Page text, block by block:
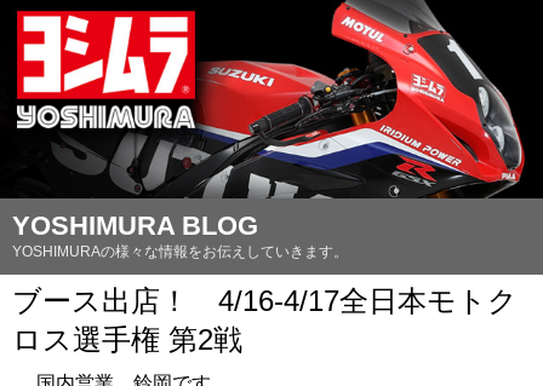
YOSHIMURA BLOG
YOSHIMURAの様々な情報をお伝えしていきます。
ブース出店！ 4/16-4/17全日本モトク
ロス選手権 第2戦